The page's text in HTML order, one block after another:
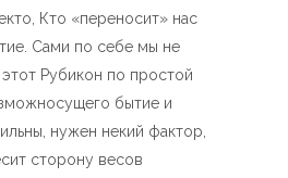
Кто «переносит» нас
Сами по себе мы не
Рубикон по простой
бытие и
нужен некий фактор,
сторону весов